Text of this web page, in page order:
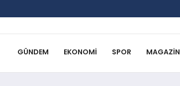
GÜNDEM EKONOMI SPOR MAGAZIN